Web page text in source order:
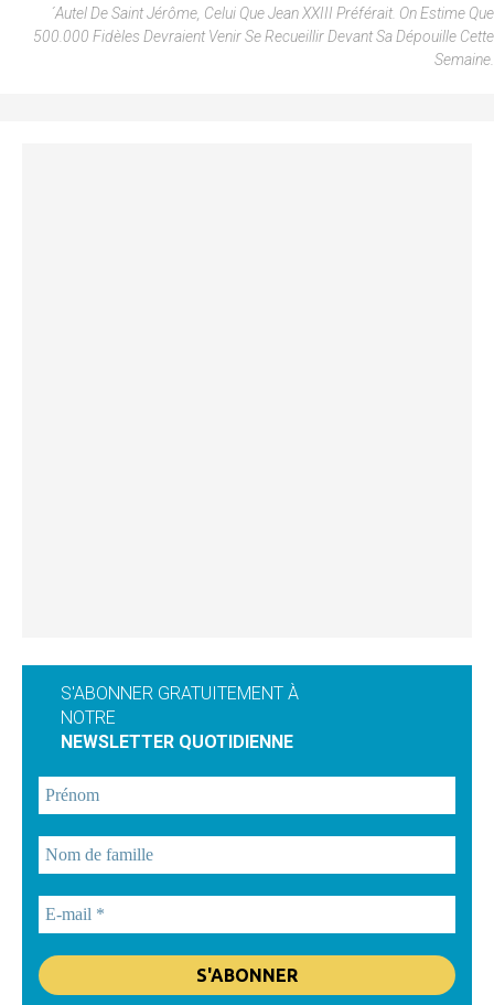
´autel De Saint Jérôme, Celui Que Jean XXIII Préférait. On Estime Que
500.000 Fidèles Devraient Venir Se Recueillir Devant Sa Dépouille Cette
Semaine.
S'ABONNER GRATUITEMENT À
NOTRE
NEWSLETTER QUOTIDIENNE